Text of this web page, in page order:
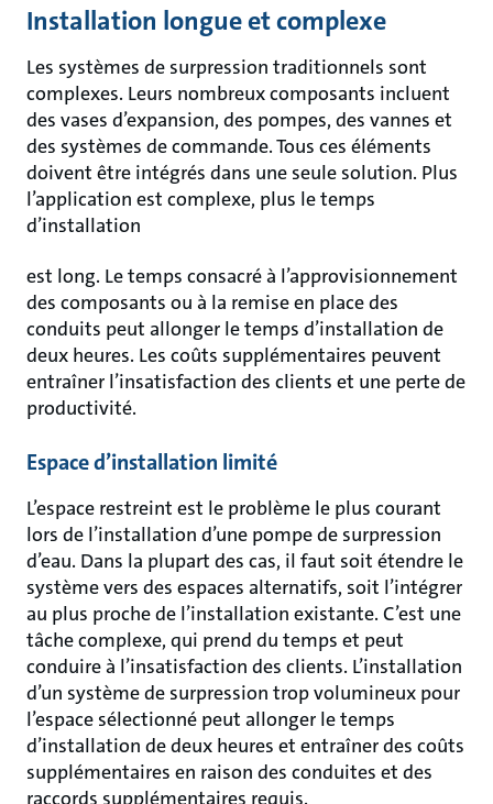
Installation longue et complexe
Les systèmes de surpression traditionnels sont
complexes. Leurs nombreux composants incluent
des vases d’expansion, des pompes, des vannes et
des systèmes de commande. Tous ces éléments
doivent être intégrés dans une seule solution. Plus
l’application est complexe, plus le temps
d’installation
est long. Le temps consacré à l’approvisionnement
des composants ou à la remise en place des
conduits peut allonger le temps d’installation de
deux heures. Les coûts supplémentaires peuvent
entraîner l’insatisfaction des clients et une perte de
productivité.
Espace d’installation limité
L’espace restreint est le problème le plus courant
lors de l’installation d’une pompe de surpression
d’eau. Dans la plupart des cas, il faut soit étendre le
système vers des espaces alternatifs, soit l’intégrer
au plus proche de l’installation existante. C’est une
tâche complexe, qui prend du temps et peut
conduire à l’insatisfaction des clients. L’installation
d’un système de surpression trop volumineux pour
l’espace sélectionné peut allonger le temps
d’installation de deux heures et entraîner des coûts
supplémentaires en raison des conduites et des
raccords supplémentaires requis.